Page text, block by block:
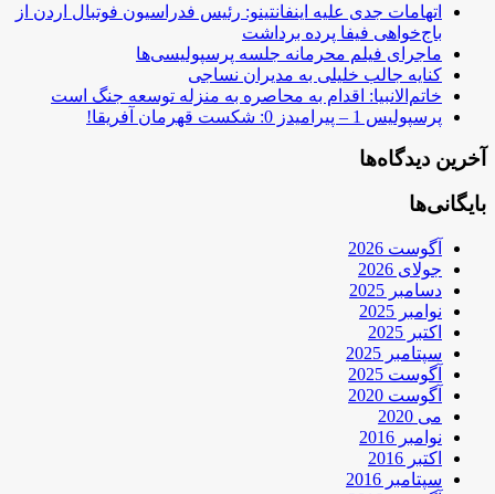
اتهامات جدی علیه اینفانتینو: رئیس فدراسیون فوتبال اردن از
باج‌خواهی فیفا پرده برداشت
ماجرای فیلم محرمانه جلسه پرسپولیسی‌ها
کنایه جالب خلیلی به مدیران نساجی
خاتم‌الانبیا: اقدام به محاصره به منزله توسعه جنگ است
پرسپولیس 1 – پیرامیدز 0: شکست قهرمان آفریقا!
آخرین دیدگاه‌ها
بایگانی‌ها
آگوست 2026
جولای 2026
دسامبر 2025
نوامبر 2025
اکتبر 2025
سپتامبر 2025
آگوست 2025
آگوست 2020
می 2020
نوامبر 2016
اکتبر 2016
سپتامبر 2016